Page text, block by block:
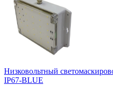
Низковольтный
IP67-BLUE